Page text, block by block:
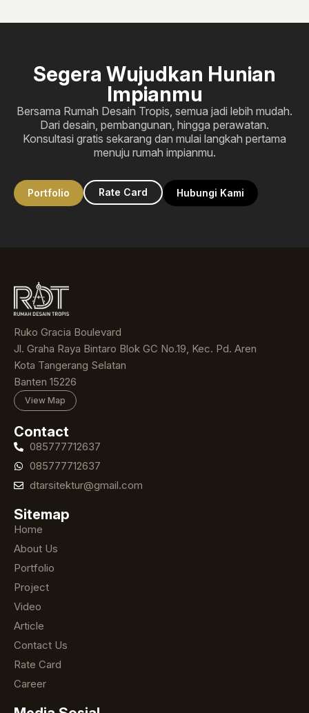
Segera Wujudkan Hunian
Impianmu
Bersama Rumah Desain Tropis, semua jadi lebih mudah.
Dari desain, pembangunan, hingga perawatan.
Konsultasi gratis sekarang dan mulai langkah pertama
menuju rumah impianmu.
Portfolio Rate Card Hubungi Kami
Ruko Gracia Boulevard
Jl. Graha Raya Bintaro Blok GC No.19, Kec. Pd. Aren
Kota Tangerang Selatan
Banten 15226
View Map
Contact
085777712637
085777712637
dtarsitektur@gmail.com
Sitemap
Home
About Us
Portfolio
Project
Video
Article
Contact Us
Rate Card
Career